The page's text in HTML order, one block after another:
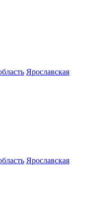
Ярославская
Ярославская